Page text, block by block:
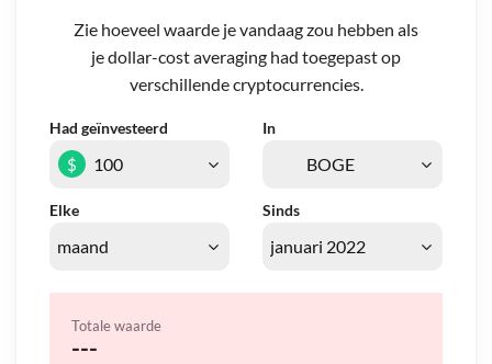
Zie hoeveel waarde je vandaag zou hebben als
je dollar-cost averaging had toegepast op
verschillende cryptocurrencies.
Had geïnvesteerd In
Elke Sinds
$
Totale waarde
---